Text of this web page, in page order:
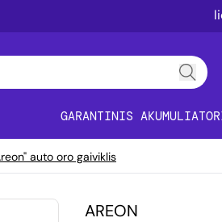
GARANTINIS
auto oro gaiviklis
AREON